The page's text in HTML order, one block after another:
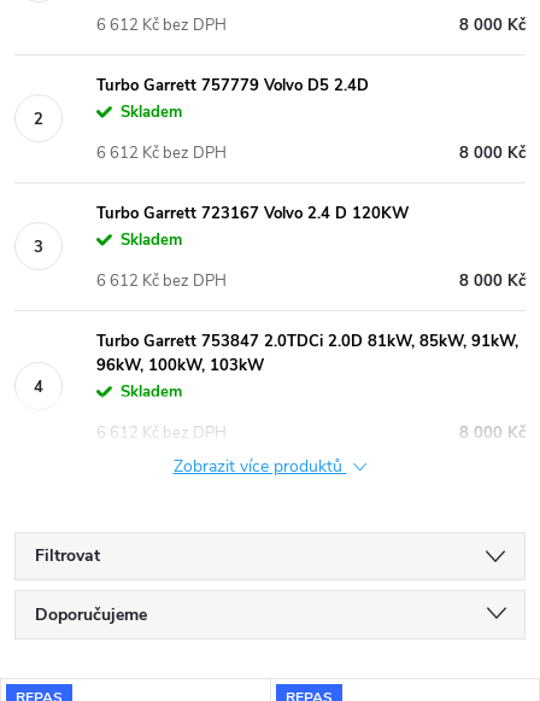
8 000 Kč
6 612 Kč bez DPH
Turbo Garrett 757779 Volvo D5 2.4D
Skladem
8 000 Kč
6 612 Kč bez DPH
Turbo Garrett 723167 Volvo 2.4 D 120KW
Skladem
8 000 Kč
6 612 Kč bez DPH
Turbo Garrett 753847 2.0TDCi 2.0D 81kW, 85kW, 91kW,
96kW, 100kW, 103kW
Skladem
8 000 Kč
6 612 Kč bez DPH
Zobrazit více produktů
Filtrovat
Ř
a
Doporučujeme